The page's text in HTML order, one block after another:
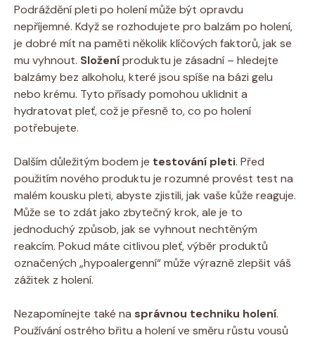
Podráždění pleti po holení může být opravdu
nepříjemné. Když se rozhodujete pro balzám po holení,
je dobré mít na paměti několik klíčových faktorů, jak se
mu vyhnout. Složeníproduktu je zásadní – hledejte
balzámy bez alkoholu, které jsou spíše na bázi gelu
nebo krému. Tyto přísady pomohou uklidnit a
hydratovat pleť, což je přesně to, co po holení
potřebujete.
Dalším důležitým bodem je testování pleti. Před
použitím nového produktu je rozumné provést test na
malém kousku pleti, abyste zjistili, jak vaše kůže reaguje.
Může se to zdát jako zbytečný krok, ale je to
jednoduchý způsob, jak se vyhnout nechtěným
reakcím. Pokud máte citlivou pleť, výběr produktů
označených „hypoalergenní“ může výrazně zlepšit váš
zážitek z holení.
Nezapomínejte také na správnou techniku holení.
Používání ostrého břitu a holení ve směru růstu vousů